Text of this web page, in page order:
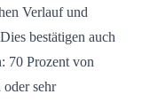
Verlauf und
bestätigen auch
70 Prozent von
sehr